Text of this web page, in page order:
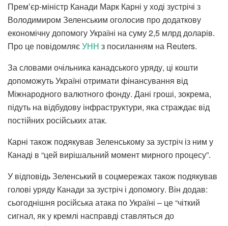
Прем’єр-міністр Канади Марк Карні у ході зустрічі з
Володимиром Зеленським оголосив про додаткову
економічну допомогу Україні на суму 2,5 млрд доларів.
Про це повідомляєУНН з посиланням на Reuters.
За словами очільника канадського уряду, ці кошти
допоможуть Україні отримати фінансування від
Міжнародного валютного фонду. Дані гроші, зокрема,
підуть на відбудову інфраструктури, яка страждає від
постійних російських атак.
Карні також подякував Зеленському за зустріч із ним у
Канаді в “цей вирішальний момент мирного процесу”.
У відповідь Зеленський в соцмережах також подякував
голові уряду Канади за зустріч і допомогу. Він додав:
сьогоднішня російська атака по Україні – це “чіткий
сигнал, як у кремлі насправді ставляться до